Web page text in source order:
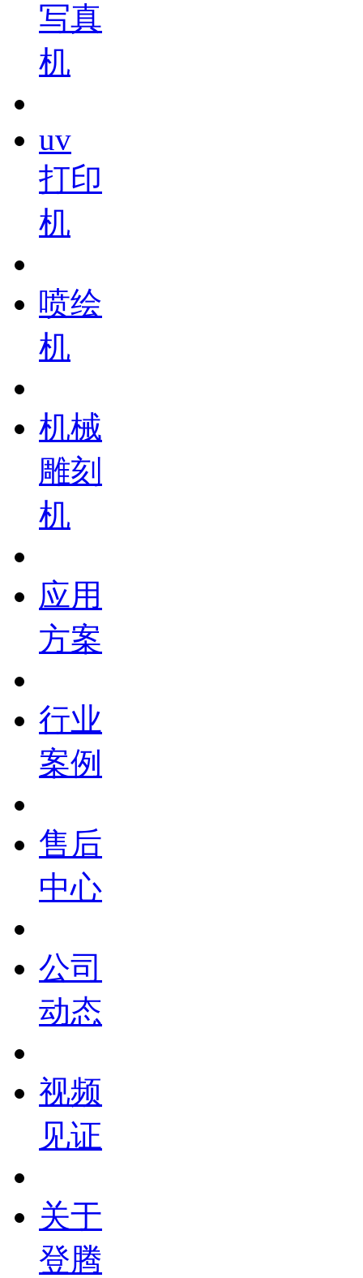
写真
机
uv
打印
机
喷绘
机
机械
雕刻
机
应用
方案
行业
案例
售后
中心
公司
动态
视频
见证
关于
登腾